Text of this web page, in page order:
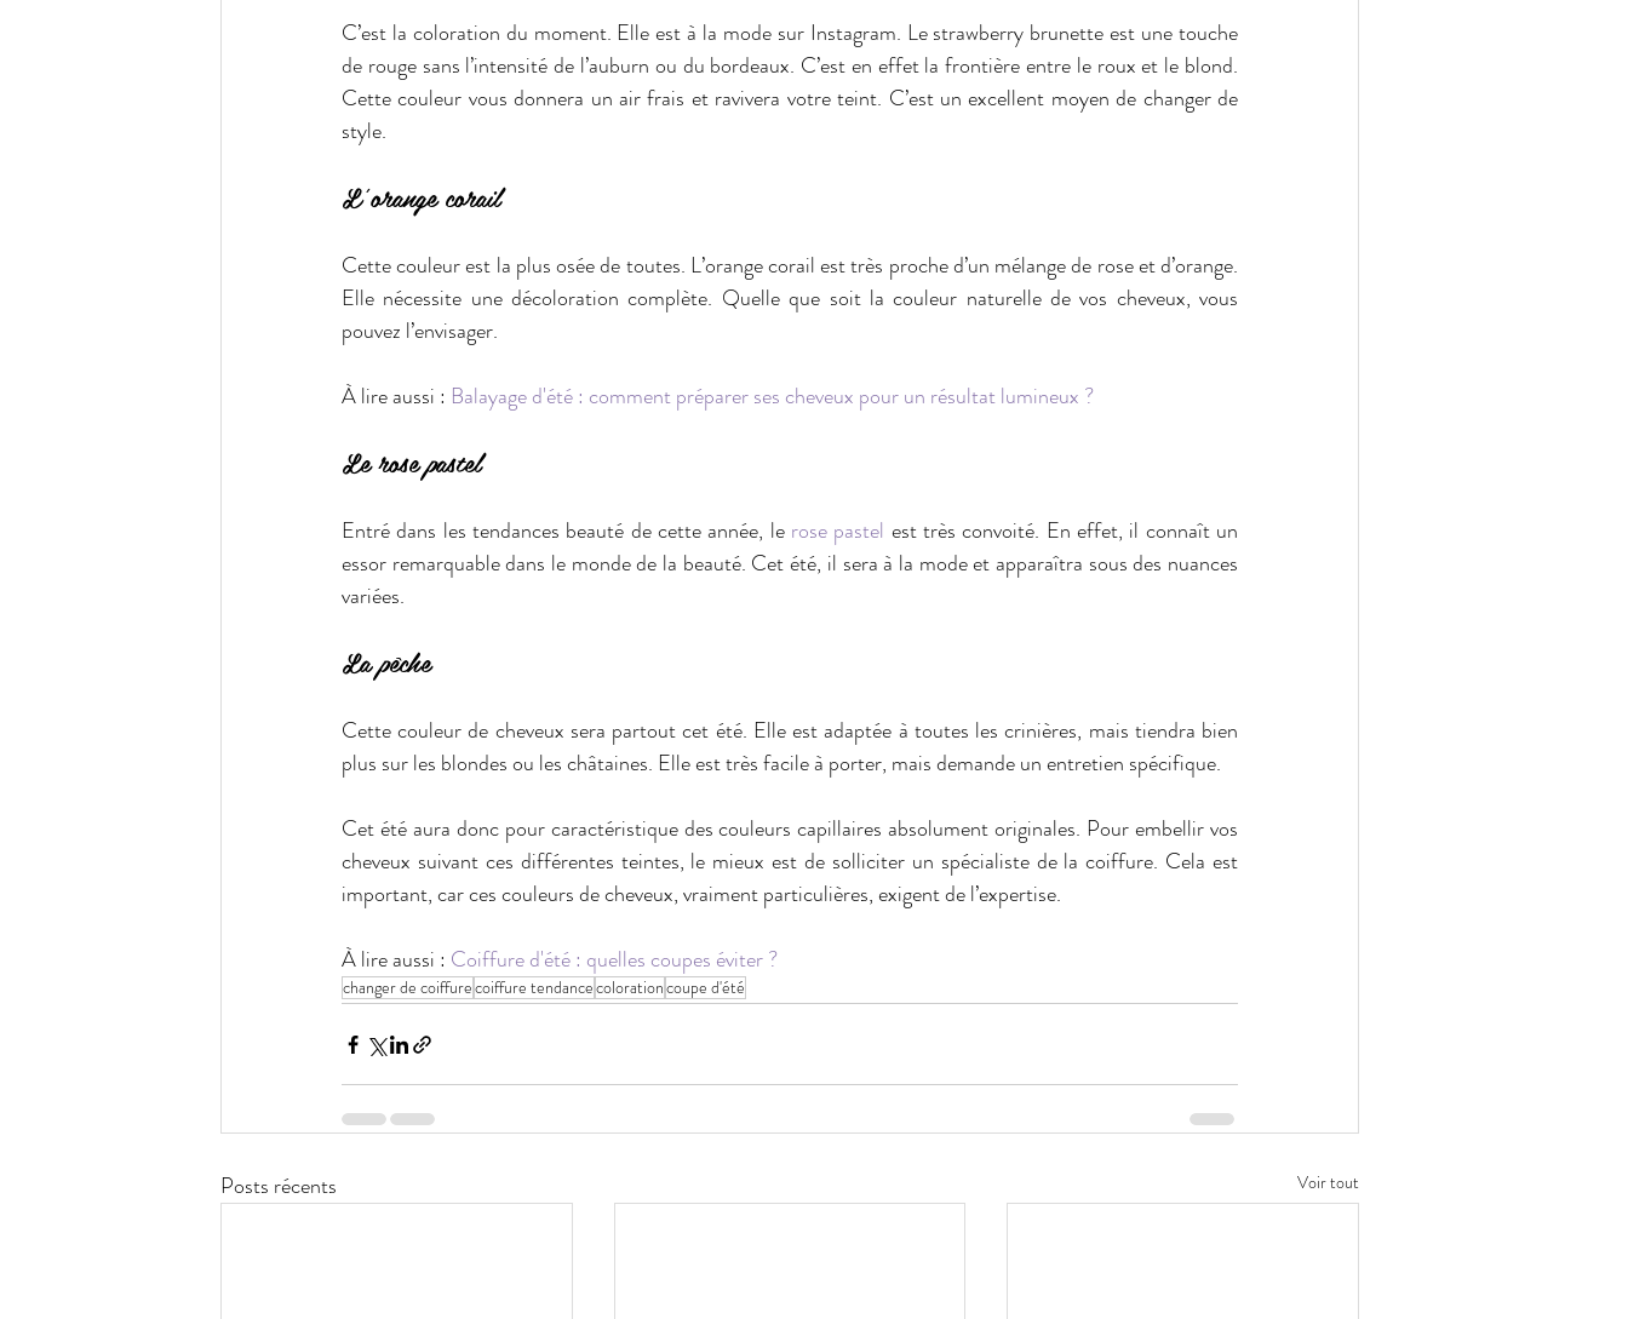
C’est la coloration du moment. Elle est à la mode sur Instagram. Le strawberry brunette est une touche
de rouge sans l’intensité de l’auburn ou du bordeaux. C’est en effet la frontière entre le roux et le blond.
Cette couleur vous donnera un air frais et ravivera votre teint. C’est un excellent moyen de changer de
style.
L’orange corail
Cette couleur est la plus osée de toutes. L’orange corail est très proche d’un mélange de rose et d’orange.
Elle nécessite une décoloration complète. Quelle que soit la couleur naturelle de vos cheveux, vous
pouvez l’envisager.
À lire aussi : Balayage d'été : comment préparer ses cheveux pour un résultat lumineux ?
Le rose pastel
Entré dans les tendances beauté de cette année, le rose pastel est très convoité. En effet, il connaît un
essor remarquable dans le monde de la beauté. Cet été, il sera à la mode et apparaîtra sous des nuances
variées.
La pêche
Cette couleur de cheveux sera partout cet été. Elle est adaptée à toutes les crinières, mais tiendra bien
plus sur les blondes ou les châtaines. Elle est très facile à porter, mais demande un entretien spécifique.
Cet été aura donc pour caractéristique des couleurs capillaires absolument originales. Pour embellir vos
cheveux suivant ces différentes teintes, le mieux est de solliciter un spécialiste de la coiffure. Cela est
important, car ces couleurs de cheveux, vraiment particulières, exigent de l’expertise.
À lire aussi : Coiffure d'été : quelles coupes éviter ?
changer de coiffurecoiffure tendancecolorationcoupe d'été
Posts récents Voir tout